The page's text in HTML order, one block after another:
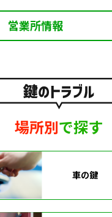
営業所情報
場所別で探す
車の鍵